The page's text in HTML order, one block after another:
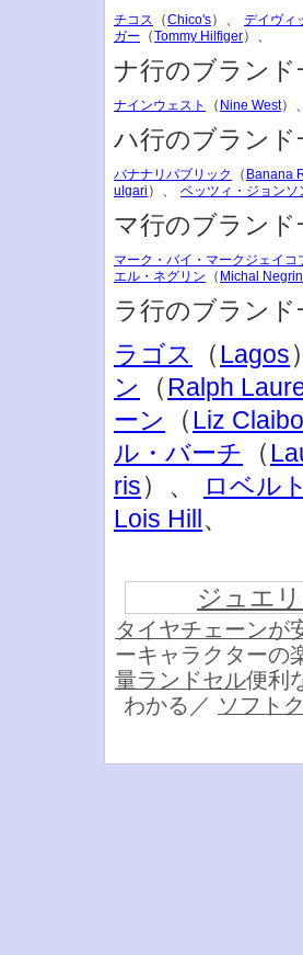
チコス （Chico's）、 デイヴィ
ガー （Tommy Hilfiger）、
ナ行のブランド
ナインウェスト （ Nine West）
ハ行のブランド
バナナリパブリック （ Banana
ulgari ）、 ベッツィ・ジョンソ
マ行のブランド
マーク・バイ・マークジェイコ
エル・ネグリン （ Michal Negrin
ラ行のブランド
ラゴス
（Lagos
ン
（Ralph
ーン
（Liz
ル・バーチ
（
ris）、 ロベル
Lois Hill
ジュエ
タイヤチェーンが
ーキャラクターの
量ランドセル便利
わかる／ ソフト